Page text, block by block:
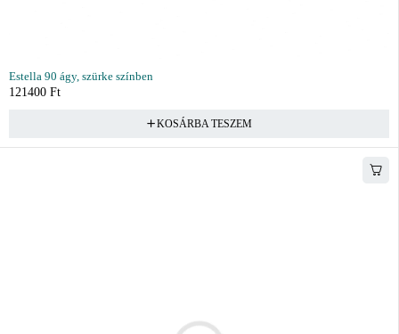
Estella 90 ágy, szürke színben
121400 Ft
KOSÁRBA TESZEM